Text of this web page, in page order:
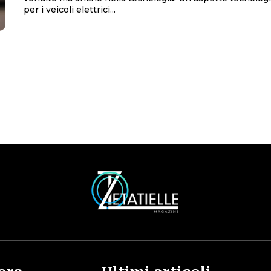
per i veicoli elettrici...